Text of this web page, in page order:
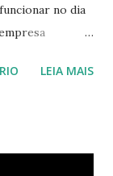
no dia
empresa, os
de TI) ,
LEIA MAIS